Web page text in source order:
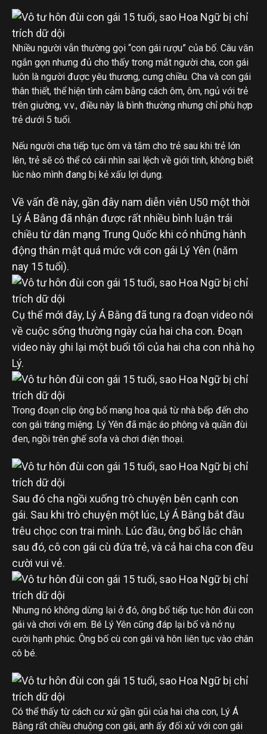
Nhiều người vẫn thường gọi “con gái rượu” của bố. Câu văn
ngắn gọn nhưng đủ cho thấy trong mắt người cha, con gái
luôn là người được yêu thương, cưng chiều. Cha và con gái
thân thiết, thể hiện tình cảm bằng cách ôm, ôm, ngủ với trẻ
trên giường, v.v., điều này là bình thường nhưng chỉ phù hợp
trẻ dưới 5 tuổi.
Nếu người cha tiếp tục ôm và tắm cho trẻ sau khi trẻ lớn
lên, trẻ sẽ có thể có cái nhìn sai lệch về giới tính, không biết
lúc nào mình đang bị kẻ xấu lợi dụng.
Về vấn đề này, gần đây nam diễn viên U50 một thời
Lý Á Bằng đã nhận được rất nhiều bình luận trái
chiều từ dân mạng Trung Quốc khi có những hành
động thân mật quá mức với con gái Lý Yên (năm
nay 15 tuổi).
Cụ thể mới đây, Lý Á Bằng đã tung ra đoạn video nói
về cuộc sống thường ngày của hai cha con. Đoạn
video này ghi lại một buổi tối của hai cha con nhà họ
Lý.
Trong đoạn clip ông bố mang hoa quả từ nhà bếp đến cho
con gái tráng miệng. Lý Yên đã mặc áo phông và quần đùi
đen, ngồi trên ghế sofa và chơi điện thoại.
Sau đó cha ngồi xuống trò chuyện bên cạnh con
gái. Sau khi trò chuyện một lúc, Lý Á Bằng bắt đầu
trêu chọc con trai mình. Lúc đầu, ông bố lắc chân
sau đó, cô con gái cù đứa trẻ, và cả hai cha con đều
cười vui vẻ.
Nhưng nó không dừng lại ở đó, ông bố tiếp tục hôn đùi con
gái và chơi với em. Bé Lý Yên cũng đáp lại bố và nở nụ
cười hạnh phúc. Ông bố cù con gái và hôn liên tục vào chân
cô bé.
Có thể thấy từ cách cư xử gần gũi của hai cha con, Lý Á
Bằng rất chiều chuộng con gái, anh ấy đối xử với con gái